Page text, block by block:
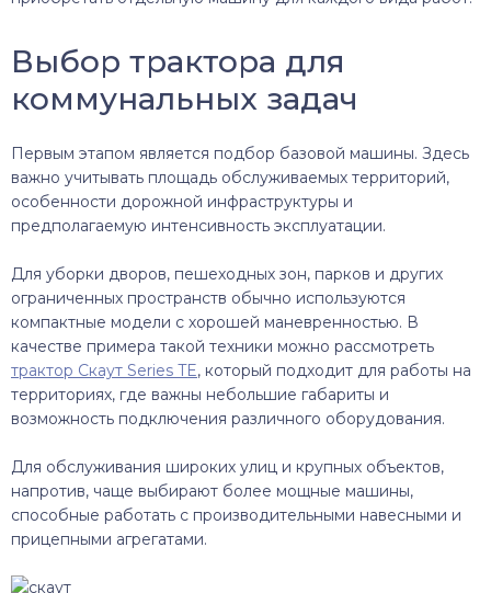
Выбор трактора для
коммунальных задач
Первым этапом является подбор базовой машины. Здесь
важно учитывать площадь обслуживаемых территорий,
особенности дорожной инфраструктуры и
предполагаемую интенсивность эксплуатации.
Для уборки дворов, пешеходных зон, парков и других
ограниченных пространств обычно используются
компактные модели с хорошей маневренностью. В
качестве примера такой техники можно рассмотреть
трактор Скаут Series TE, который подходит для работы на
территориях, где важны небольшие габариты и
возможность подключения различного оборудования.
Для обслуживания широких улиц и крупных объектов,
напротив, чаще выбирают более мощные машины,
способные работать с производительными навесными и
прицепными агрегатами.